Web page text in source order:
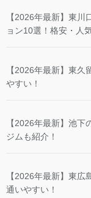
【2026年最新】東
ョン10選！格安・人
【2026年最新】東
やすい！
【2026年最新】池
ジムも紹介！
【2026年最新】東
通いやすい！